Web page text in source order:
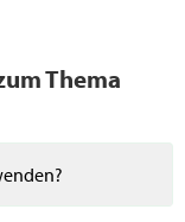
Thema